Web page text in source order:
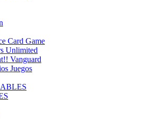
Card Game
Unlimited
Vanguard
Juegos